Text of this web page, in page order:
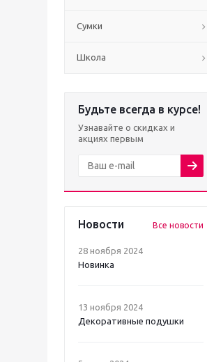
Сумки
Школа
Будьте всегда в курсе!
Узнавайте о скидках и
акциях первым
Новости Все новости
28 ноября 2024
Новинка
13 ноября 2024
Декоративные подушки